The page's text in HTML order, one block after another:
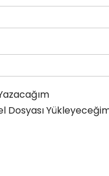
Dosyası